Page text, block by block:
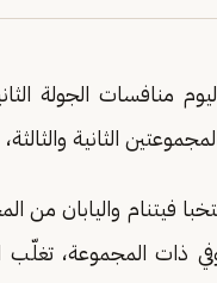
الجولة الثانية من بطولة
الثانية
فيتنام واليابان
ذات المجموعة، تغلّب